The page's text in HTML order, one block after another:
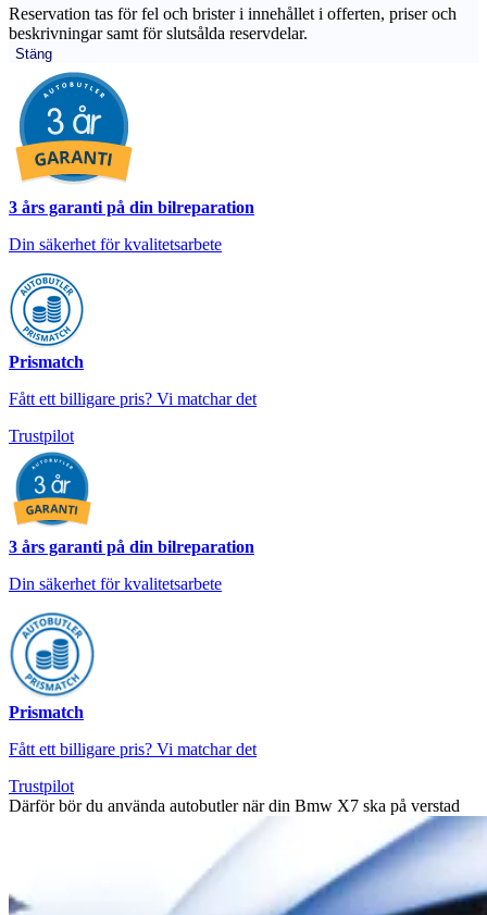
Reservation tas för fel och brister i innehållet i offerten, priser och
beskrivningar samt för slutsålda reservdelar.
Stäng
3 års garanti på din bilreparation
Din säkerhet för kvalitetsarbete
Prismatch
Fått ett billigare pris? Vi matchar det
Trustpilot
3 års garanti på din bilreparation
Din säkerhet för kvalitetsarbete
Prismatch
Fått ett billigare pris? Vi matchar det
Trustpilot
Därför bör du använda autobutler när din Bmw X7 ska på verstad